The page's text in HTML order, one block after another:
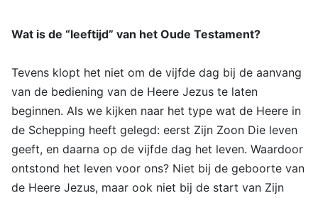
Wat is de “leeftijd” van het Oude Testament?
Tevens klopt het niet om de vijfde dag bij de aanvang
van de bediening van de Heere Jezus te laten
beginnen. Als we kijken naar het type wat de Heere in
de Schepping heeft gelegd: eerst Zijn Zoon Die leven
geeft, en daarna op de vijfde dag het leven. Waardoor
ontstond het leven voor ons? Niet bij de geboorte van
de Heere Jezus, maar ook niet bij de start van Zijn